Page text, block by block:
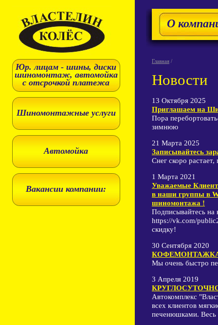
Юр. лицам - шины, диски
шиномонтаж, автомойка
с отсрочкой платежа
Шиномонтажные услуги
Автомойка
Вакансии компании:
О
Главная /
Новости
13 Октября 2025
Приглашаем на
Пора
зимнюю
21 Марта 2025
Записывайтесь
Снег скоро
1 Марта 2021
Уважаемые
в наши группы в
шиномонтажа !
Подписывайтесь
https://vk.com/
скидку!
30 Сентября 2020
КОФЕМОНТАЖКА!
Мы очень быстро
3 Апреля 2019
КРУГЛОСУТОЧНО!
Автокомплекс
всех клиентов
печенюшками. Весь